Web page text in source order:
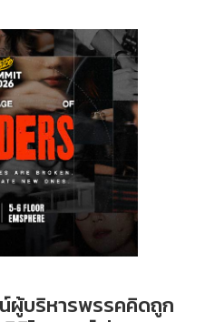
ผู้บริหารพรรคคิดถูก